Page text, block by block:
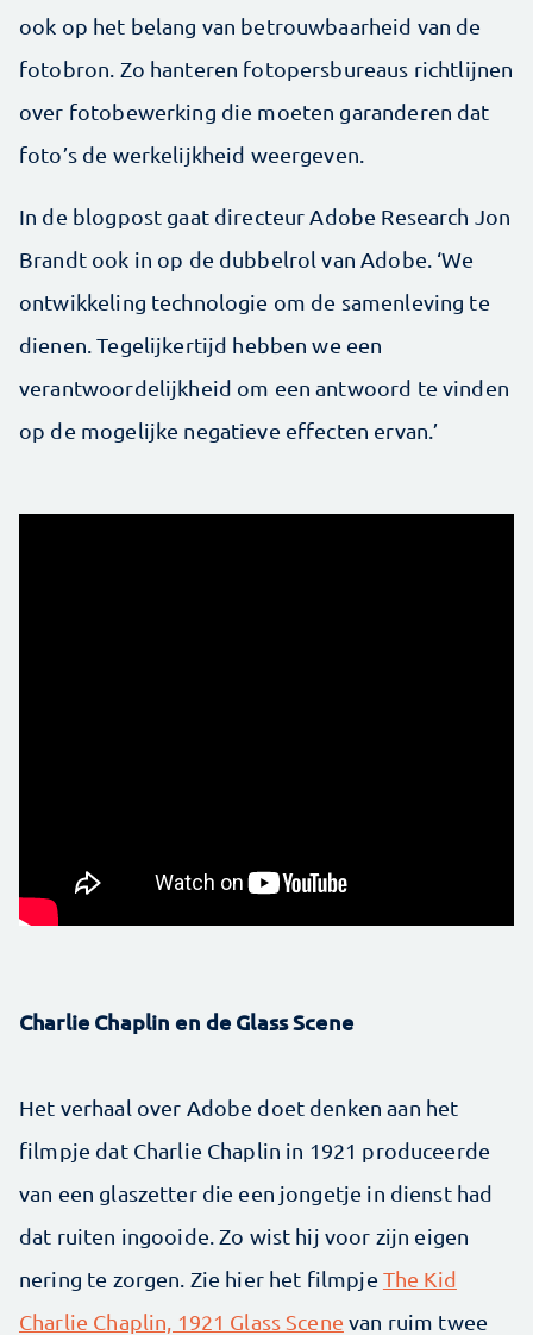
ook op het belang van betrouwbaarheid van de
fotobron. Zo hanteren fotopersbureaus richtlijnen
over fotobewerking die moeten garanderen dat
foto’s de werkelijkheid weergeven.
In de blogpost gaat directeur Adobe Research Jon
Brandt ook in op de dubbelrol van Adobe. ‘We
ontwikkeling technologie om de samenleving te
dienen. Tegelijkertijd hebben we een
verantwoordelijkheid om een antwoord te vinden
op de mogelijke negatieve effecten ervan.’
Charlie Chaplin en de Glass Scene
Het verhaal over Adobe doet denken aan het
filmpje dat Charlie Chaplin in 1921 produceerde
van een glaszetter die een jongetje in dienst had
dat ruiten ingooide. Zo wist hij voor zijn eigen
nering te zorgen. Zie hier het filmpje The Kid
Charlie Chaplin, 1921 Glass Scene van ruim twee